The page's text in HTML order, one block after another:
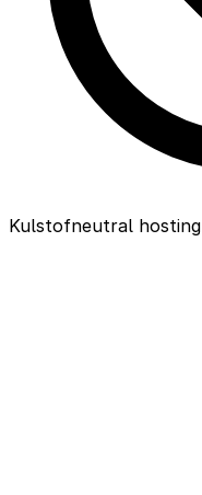
Kulstofneutral hosting